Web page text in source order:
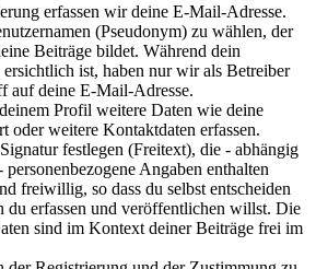
erfassen wir deine E-Mail-Adresse.
(Pseudonym) zu wählen, der
Beiträge bildet. Während dein
ist, haben nur wir als Betreiber
auf deine E-Mail-Adresse.
Profil weitere Daten wie deine
oder weitere Kontaktdaten erfassen.
festlegen (Freitext), die - abhängig
Angaben enthalten
freiwillig, so dass du selbst entscheiden
du erfassen und veröffentlichen willst. Die
sind im Kontext deiner Beiträge frei im